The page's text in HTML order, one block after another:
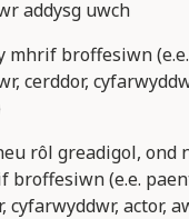
addysg uwch
mhrif broffesiwn (e.e.
cerddor,
rôl greadigol, ond
broffesiwn (e.e.
cyfarwyddwr, actor,